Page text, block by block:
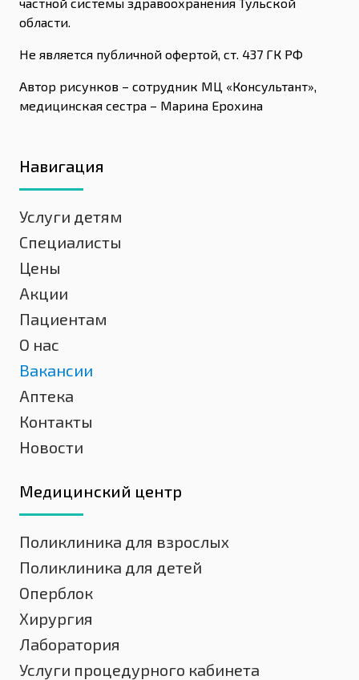
области.
Не является публичной офертой, ст. 437 ГК РФ
Автор рисунков – сотрудник МЦ «Консультант»,
медицинская сестра – Марина Ерохина
Навигация
Услуги детям
Специалисты
Цены
Акции
Пациентам
О нас
Вакансии
Аптека
Контакты
Новости
Медицинский центр
Поликлиника для взрослых
Поликлиника для детей
Оперблок
Хирургия
Лаборатория
Услуги процедурного кабинета